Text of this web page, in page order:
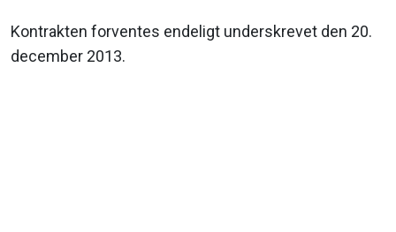
Kontrakten forventes endeligt underskrevet den 20.
december 2013.